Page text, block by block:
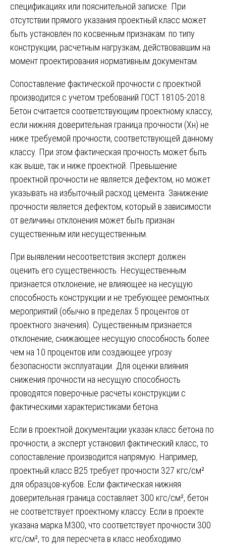
спецификациях или пояснительной записке. При
отсутствии прямого указания проектный класс может
быть установлен по косвенным признакам: по типу
конструкции, расчетным нагрузкам, действовавшим на
момент проектирования нормативным документам.
Сопоставление фактической прочности с проектной
производится с учетом требований ГОСТ 18105-2018.
Бетон считается соответствующим проектному классу,
если нижняя доверительная граница прочности (Xн) не
ниже требуемой прочности, соответствующей данному
классу. При этом фактическая прочность может быть
как выше, так и ниже проектной. Превышение
проектной прочности не является дефектом, но может
указывать на избыточный расход цемента. Занижение
прочности является дефектом, который в зависимости
от величины отклонения может быть признан
существенным или несущественным.
При выявлении несоответствия эксперт должен
оценить его существенность. Несущественным
признается отклонение, не влияющее на несущую
способность конструкции и не требующее ремонтных
мероприятий (обычно в пределах 5 процентов от
проектного значения). Существенным признается
отклонение, снижающее несущую способность более
чем на 10 процентов или создающее угрозу
безопасности эксплуатации. Для оценки влияния
снижения прочности на несущую способность
проводятся поверочные расчеты конструкции с
фактическими характеристиками бетона.
Если в проектной документации указан класс бетона по
прочности, а эксперт установил фактический класс, то
сопоставление производится напрямую. Например,
проектный класс В25 требует прочности 327 кгс/см²
для образцов-кубов. Если фактическая нижняя
доверительная граница составляет 300 кгс/см², бетон
не соответствует проектному классу. Если в проекте
указана марка М300, что соответствует прочности 300
кгс/см², то для пересчета в класс необходимо